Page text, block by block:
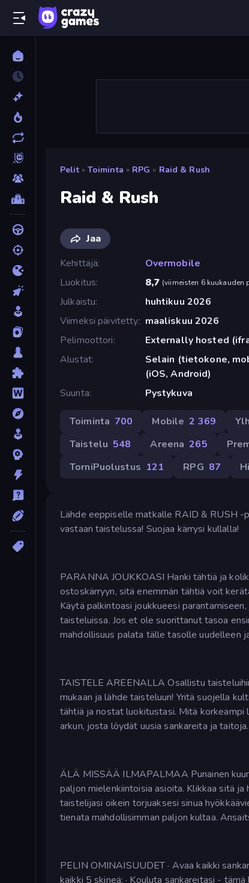
Pelit » Toiminta » RPG » Raid & Rush
Raid & Rush
Jaa
Kehittäjä
Overmobile
Luokitus
8,7 (viimeisten 6 kuukauden
Julkaistu
huhtikuu 2026
Viimeksi päivitetty maaliskuu 2026
Pelimoottori
Externally hosted
Alustat
Selain (tietokone,
(iOS, Android)
Suunta
Pystykuva
Toiminta 700 Mobile 2 369
Taistelu 548 Areena 265
TorniPuolustus 121 RPG 87
Lähde eeppiselle matkalle RAID & RUSH -
vastaan taistelussa! Suojaa kärrysi kullalla!
PARANNA JOUKKOASI Hanki tähtiä ja
ostoskärryyn, sitä enemmän tähtiä voit
Käytä palkintoasi joukkueesi
taisteluissa. Jos et ole suorittanut tasoa
mahdollisuus palata tälle tasolle uudelleen
TAISTELE AREENALLA Osallistu
mukaan ja lähde taisteluun! Yritä suojella
tähtiä ja nostat luokitustasi. Mitä
arkun, josta löydät uusia sankareita ja
ÄLÄ MISSÄÄ ILMAPALMAA Punainen
paljon mielenkiintoisia asioita. Klikkaa sitä
taistelijasi oikein torjuaksesi sinua
tienata mahdollisimman paljon kultaa.
PELIN OMINAISUUDET · Avaa kaikki
kaikki 5 skineä; · Kouluta sankareitasi -